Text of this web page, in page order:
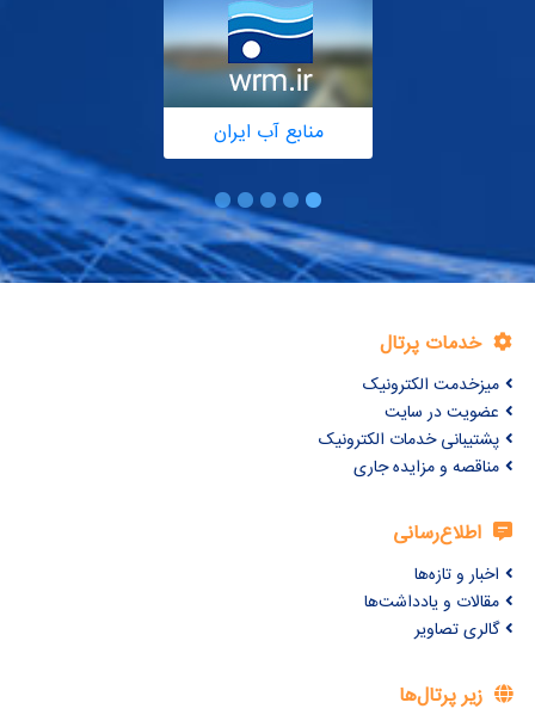
منابع آب ایران
خدمات پرتال
میزخدمت الکترونیک
عضویت در سایت
پشتیبانی خدمات الکترونیک
مناقصه و مزایده جاری
اطلاع‌رسانی
اخبار و تازه‌ها
مقالات و یادداشت‌ها
گالری تصاویر
زیر پرتال‌ها